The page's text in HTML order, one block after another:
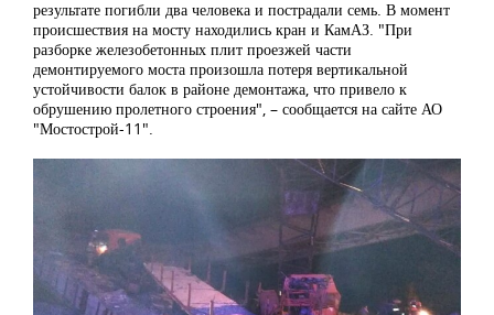
результате погибли два человека и пострадали семь. В момент
происшествия на мосту находились кран и КамАЗ. "При
разборке железобетонных плит проезжей части
демонтируемого моста произошла потеря вертикальной
устойчивости балок в районе демонтажа, что привело к
обрушению пролетного строения", – сообщается на сайте АО
"Мостострой-11".